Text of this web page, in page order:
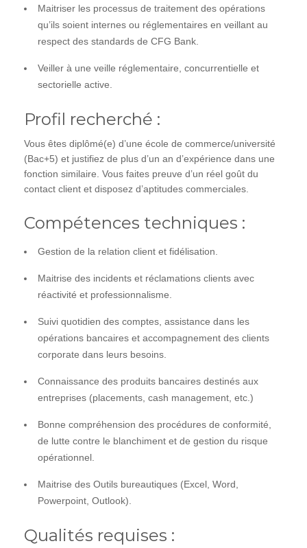
Maitriser les processus de traitement des opérations
qu’ils soient internes ou réglementaires en veillant au
respect des standards de CFG Bank.
Veiller à une veille réglementaire, concurrentielle et
sectorielle active.
Profil recherché :
Vous êtes diplômé(e) d’une école de commerce/université
(Bac+5) et justifiez de plus d’un an d’expérience dans une
fonction similaire. Vous faites preuve d’un réel goût du
contact client et disposez d’aptitudes commerciales.
Compétences techniques :
Gestion de la relation client et fidélisation.
Maitrise des incidents et réclamations clients avec
réactivité et professionnalisme.
Suivi quotidien des comptes, assistance dans les
opérations bancaires et accompagnement des clients
corporate dans leurs besoins.
Connaissance des produits bancaires destinés aux
entreprises (placements, cash management, etc.)
Bonne compréhension des procédures de conformité,
de lutte contre le blanchiment et de gestion du risque
opérationnel.
Maitrise des Outils bureautiques (Excel, Word,
Powerpoint, Outlook).
Qualités requises :